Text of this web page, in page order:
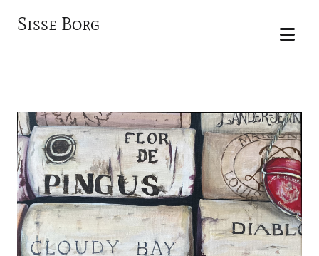
Sisse Borg